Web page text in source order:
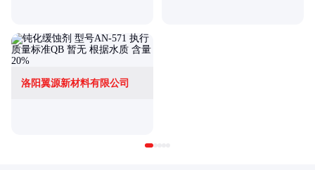
洛阳翼源新材料有限公司